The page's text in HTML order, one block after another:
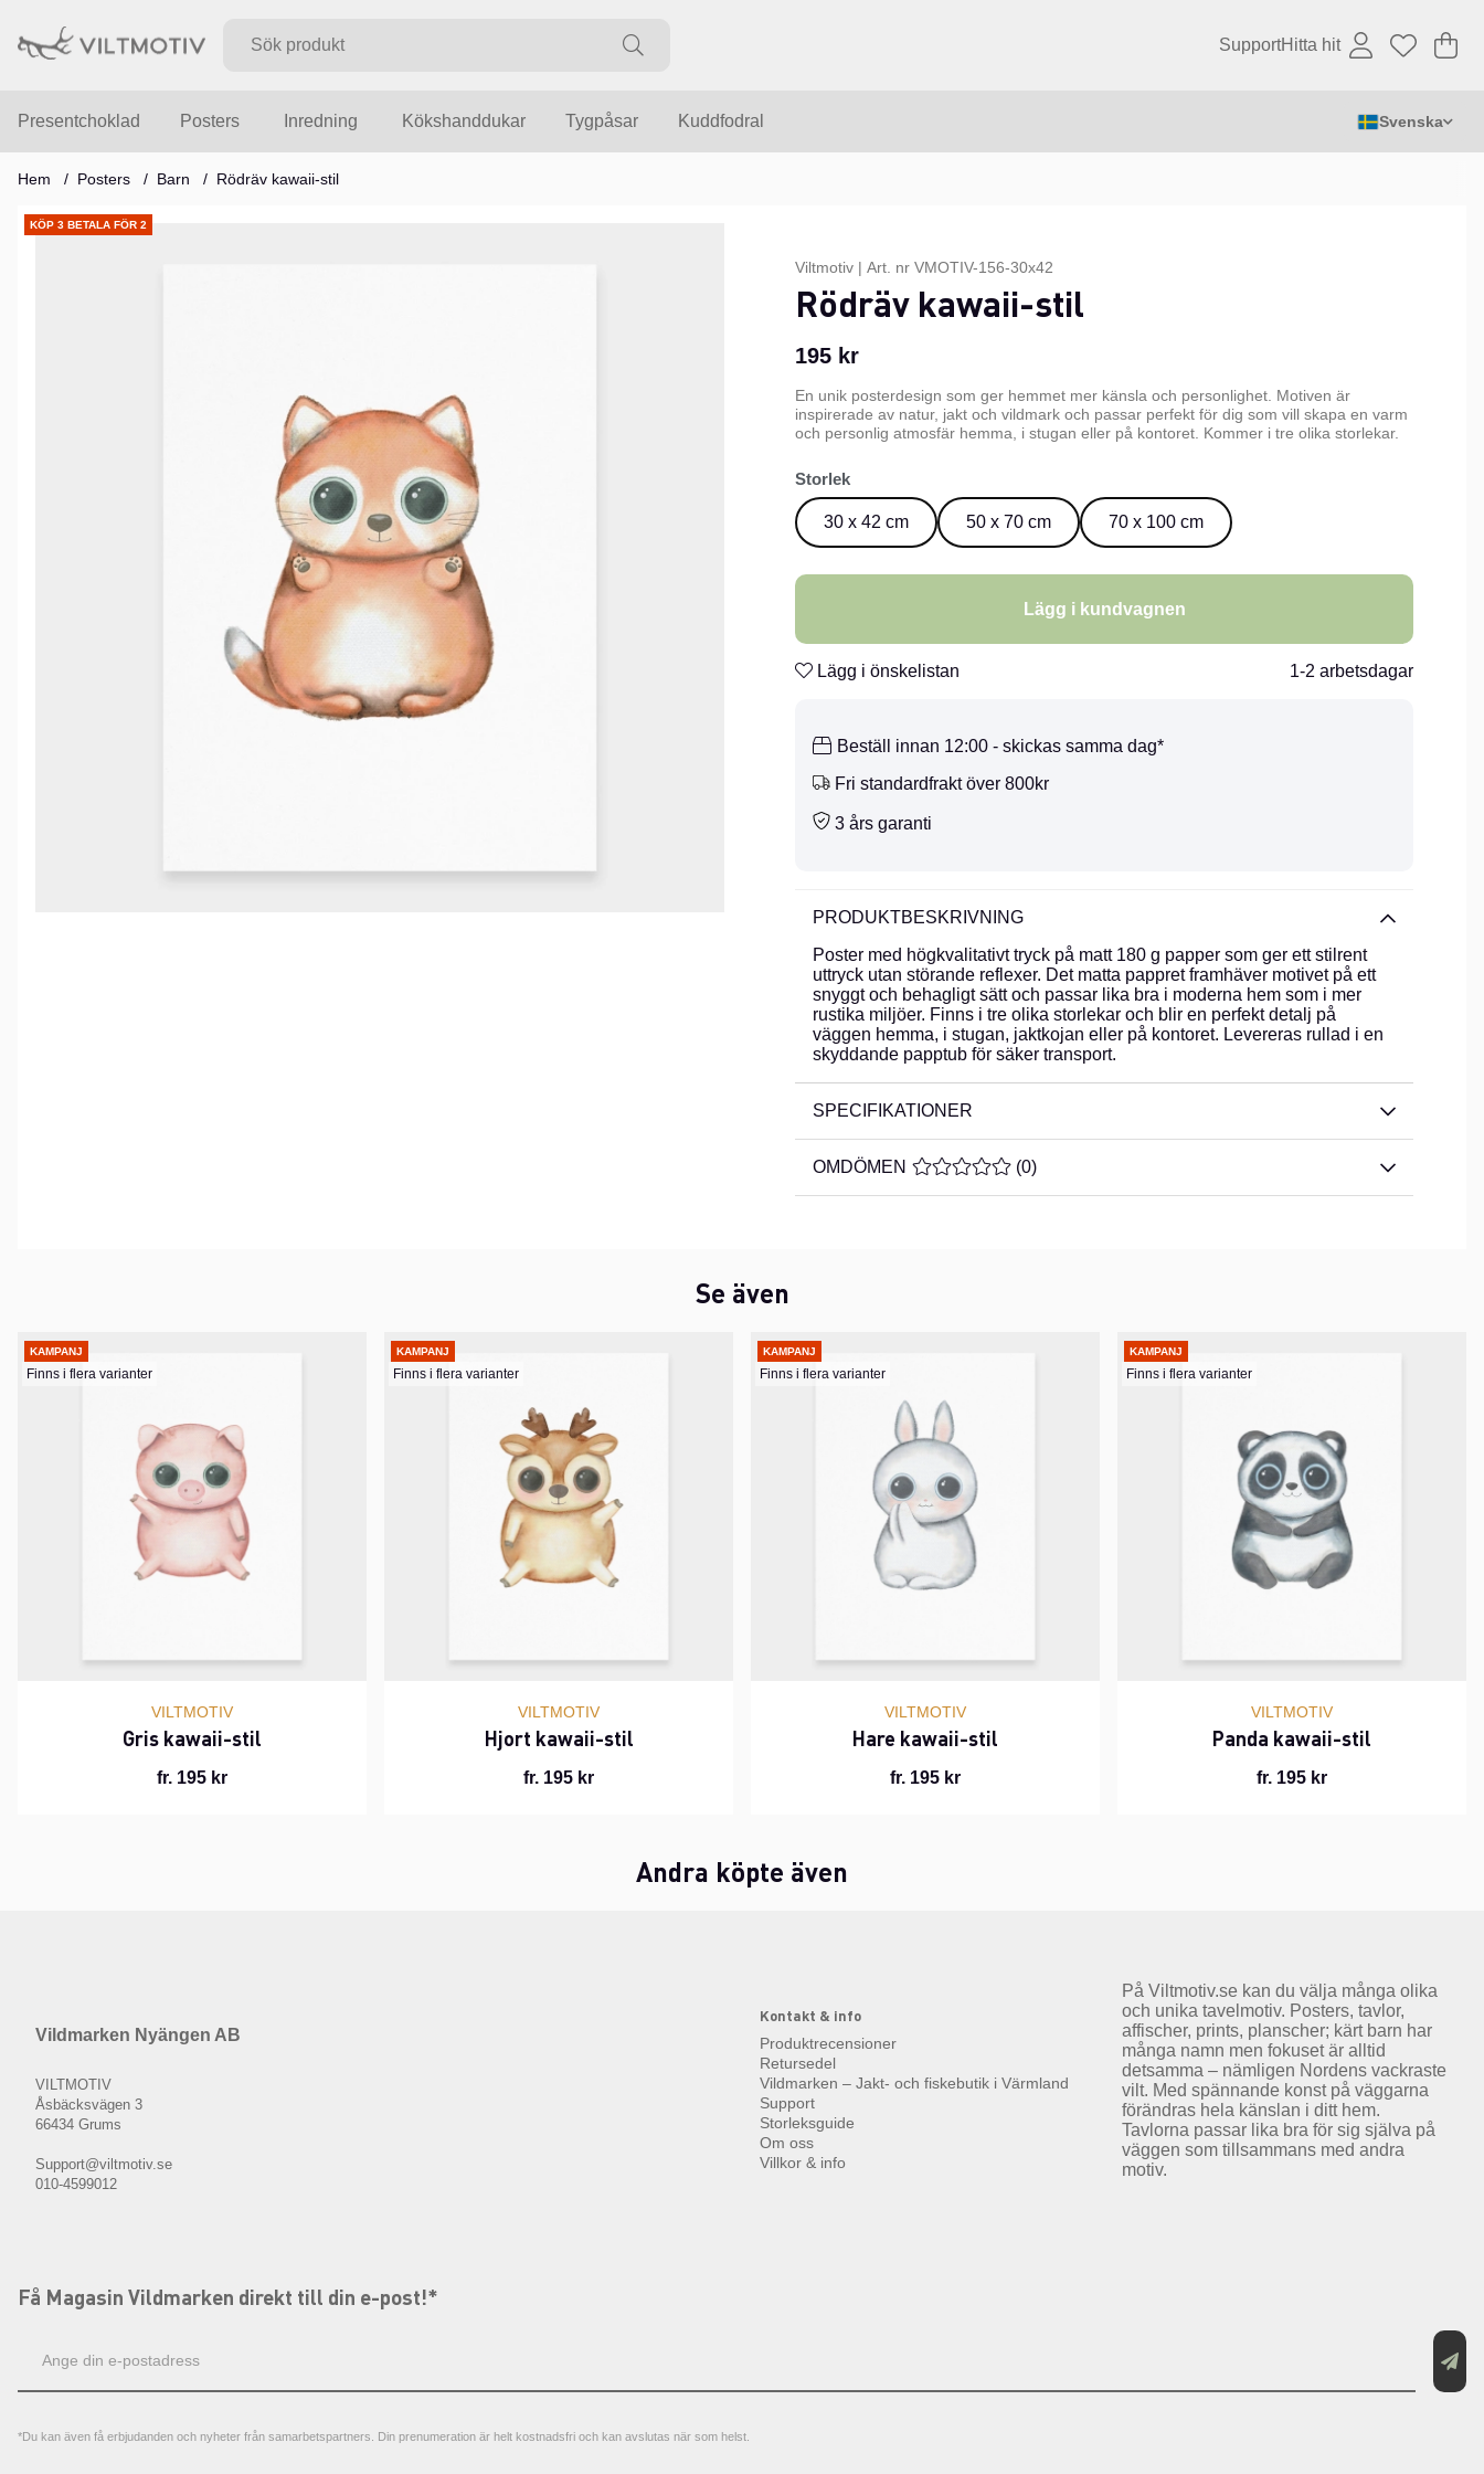
SupportHitta hit .
Presentchoklad Posters Inredning Kökshanddukar Tygpåsar Kuddfodral Svenska
Hem Posters Barn Rödräv kawaii-stil
KÖP 3 BETALA FÖR 2
Produktbilder
Viltmotiv | Art. nr VMOTIV-156-30x42
Rödräv kawaii-stil
195 kr
En unik posterdesign som ger hemmet mer känsla och personlighet. Motiven är
inspirerade av natur, jakt och vildmark och passar perfekt för dig som vill skapa en varm
och personlig atmosfär hemma, i stugan eller på kontoret. Kommer i tre olika storlekar.
Storlek
30 x 42 cm 50 x 70 cm 70 x 100 cm
Lägg i kundvagnen
Lägg i önskelistan 1-2 arbetsdagar
Beställ innan 12:00 - skickas samma dag*
Fri standardfrakt över 800kr
3 års garanti
PRODUKTBESKRIVNING
Poster med högkvalitativt tryck på matt 180 g papper som ger ett stilrent
uttryck utan störande reflexer. Det matta pappret framhäver motivet på ett
snyggt och behagligt sätt och passar lika bra i moderna hem som i mer
rustika miljöer. Finns i tre olika storlekar och blir en perfekt detalj på
väggen hemma, i stugan, jaktkojan eller på kontoret. Levereras rullad i en
skyddande papptub för säker transport.
SPECIFIKATIONER
OMDÖMEN MEDELBETYG 0 AV 5 ANTAL BETYG 0
(0)
Se även
KAMPANJ
Finns i flera varianter
VILTMOTIV
Gris kawaii-stil
fr. 195 kr
KAMPANJ
Finns i flera varianter
VILTMOTIV
Hjort kawaii-stil
fr. 195 kr
KAMPANJ
Finns i flera varianter
VILTMOTIV
Hare kawaii-stil
fr. 195 kr
KAMPANJ
Finns i flera varianter
VILTMOTIV
Panda kawaii-stil
fr. 195 kr
Andra köpte även
Vildmarken Nyängen AB
VILTMOTIV
Åsbäcksvägen 3
66434 Grums
Support@viltmotiv.se
010-4599012
Kontakt & info
Produktrecensioner
Retursedel
Vildmarken – Jakt- och fiskebutik i Värmland
Support
Storleksguide
Om oss
Villkor & info
På Viltmotiv.se kan du välja många olika
och unika tavelmotiv. Posters, tavlor,
affischer, prints, planscher; kärt barn har
många namn men fokuset är alltid
detsamma – nämligen Nordens vackraste
vilt. Med spännande konst på väggarna
förändras hela känslan i ditt hem.
Tavlorna passar lika bra för sig själva på
väggen som tillsammans med andra
motiv.
Få Magasin Vildmarken direkt till din e-post!*
postadress
*Du kan även få erbjudanden och nyheter från samarbetspartners. Din prenumeration är helt kostnadsfri och kan avslutas när som helst.